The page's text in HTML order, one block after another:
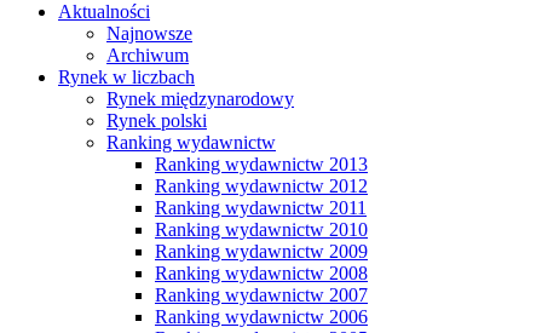
Aktualności
Najnowsze
Archiwum
Rynek w liczbach
Rynek międzynarodowy
Rynek polski
Ranking wydawnictw
Ranking wydawnictw 2013
Ranking wydawnictw 2012
Ranking wydawnictw 2011
Ranking wydawnictw 2010
Ranking wydawnictw 2009
Ranking wydawnictw 2008
Ranking wydawnictw 2007
Ranking wydawnictw 2006